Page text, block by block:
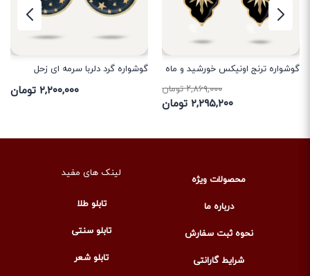
گوشواره گرد دلربا سرمه ای زحل
۲,۲۰۰,۰۰۰ تومان
گوشواره گرد اونیکس تیر طرح2
۲,۰۷۹,۰۰۰ تومان
محصولات ویژه
درباره ما
نحوه ثبت سفارش
شرایط گارانتی
لینک های مفید
تابلو طلا
تابلو سنتی
تابلو شعر